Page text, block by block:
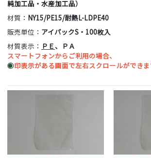
純加工品・水産加工品）
材質： NY15/PE15/耐熱L-LDPE40
販売単位： アイパックS・100枚入
材質表示： ＰＥ、ＰＡ
スマートフォンからご利用の場合、
◉印表示がある画面で左右スクロールができま